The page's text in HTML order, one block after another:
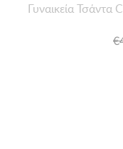
Γυναικεία